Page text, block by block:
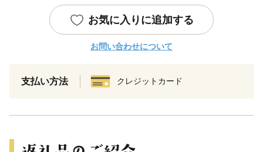
お気に入りに追加する
お問い合わせについて
支払い方法 クレジットカード